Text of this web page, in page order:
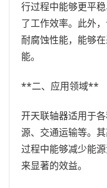
行过程中能够更平
了工作效率。此外
耐腐蚀性能，能够
能。
**二、应用领域**
开天联轴器适用于
源、交通运输等。
过程中能够减少能
来显著的效益。